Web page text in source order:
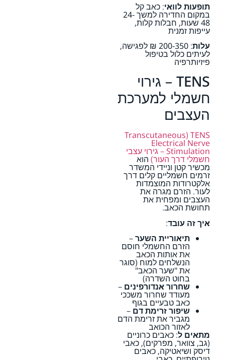
תופעות לוואי: כאב קל
במקום החדירה למשך 24-
48 שעות, חבלות קלות,
עייפות זמנית
עלות
: 200-350 ₪ לפגישה,
לעיתים כלול בטיפול
פיזיותרפיה
TENS – גירוי
חשמלי למערכת
העצבים
TENS (Transcutaneous
Electrical Nerve
Stimulation – גירוי עצבי
חשמלי דרך העור) הוא
מכשיר קטן וניידי המשדר
זרמים חשמליים קלים דרך
אלקטרודות המוצמדות
לעור. הזרם מגרה את
העצבים ומפחית את
תחושת הכאב.
איך זה עובד:
תיאוריית השער–
הזרם החשמלי חוסם
את אותות הכאב
הנשלחים למוח (סוגר
את "שער הכאב"
בחוט השדרה)
שחרור אנדורפינים –
מעודד שחרור משככי
כאב טבעיים בגוף
שיפור זרימת דם –
מגביר את זרימת הדם
לאזור הכואב
מתאים ל: כאבים כרוניים
(גב, צוואר, מפרקים), כאבי
דיסק ושיאטיקה, כאבים